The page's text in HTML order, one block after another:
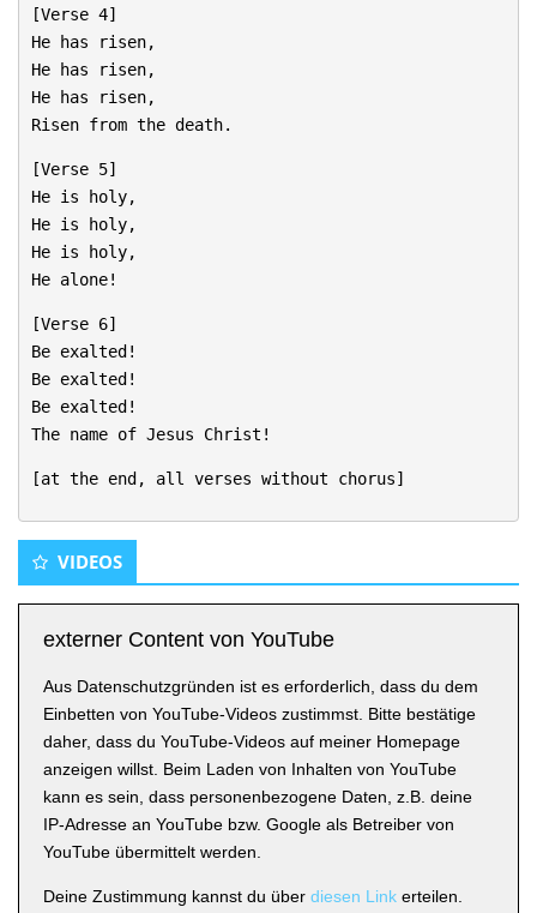
[Verse 4]
He has risen,
He has risen,
He has risen,
Risen from the death.
[Verse 5]
He is holy,
He is holy,
He is holy,
He alone!
[Verse 6]
Be exalted!
Be exalted!
Be exalted!
The name of Jesus Christ!
[at the end, all verses without chorus]
VIDEOS
externer Content von YouTube
Aus Datenschutzgründen ist es erforderlich, dass du dem
Einbetten von YouTube-Videos zustimmst. Bitte bestätige
daher, dass du YouTube-Videos auf meiner Homepage
anzeigen willst. Beim Laden von Inhalten von YouTube
kann es sein, dass personenbezogene Daten, z.B. deine
IP-Adresse an YouTube bzw. Google als Betreiber von
YouTube übermittelt werden.
Deine Zustimmung kannst du über diesen Link erteilen.